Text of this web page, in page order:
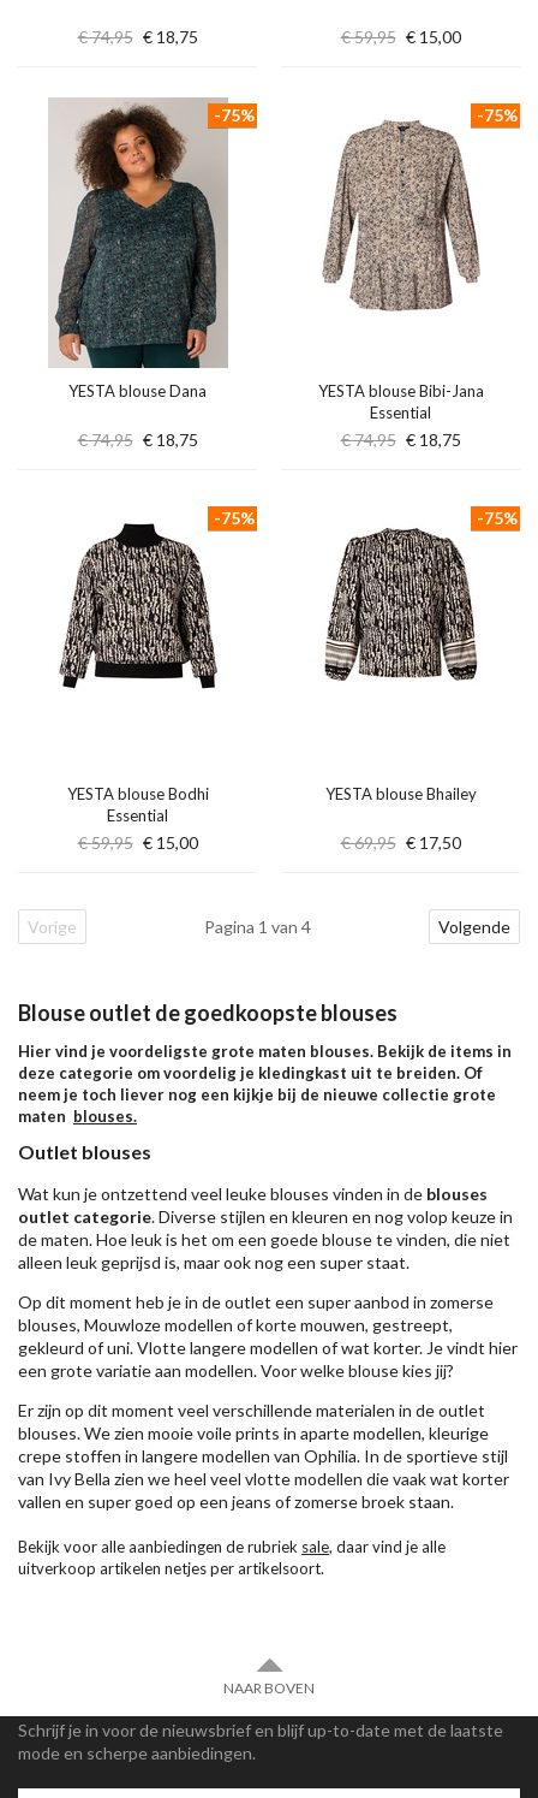
€ 74,95 € 18,75 € 59,95 € 15,00
YESTA blouse Dana
€ 74,95 € 18,75
-75%
YESTA blouse Bibi-Jana
Essential
€ 74,95 € 18,75
-75%
YESTA blouse Bodhi
Essential
€ 59,95 € 15,00
-75%
YESTA blouse Bhailey
€ 69,95 € 17,50
-75%
Vorige Pagina 1 van 4 Volgende
Blouse outlet de goedkoopste blouses
Hier vind je voordeligste grote maten blouses. Bekijk de items in
deze categorie om voordelig je kledingkast uit te breiden. Of
neem je toch liever nog een kijkje bij de nieuwe collectie grote
maten blouses.
Outlet blouses
Wat kun je ontzettend veel leuke blouses vinden in de blouses
outlet categorie. Diverse stijlen en kleuren en nog volop keuze in
de maten. Hoe leuk is het om een goede blouse te vinden, die niet
alleen leuk geprijsd is, maar ook nog een super staat.
Op dit moment heb je in de outlet een super aanbod in zomerse
blouses, Mouwloze modellen of korte mouwen, gestreept,
gekleurd of uni. Vlotte langere modellen of wat korter. Je vindt hier
een grote variatie aan modellen. Voor welke blouse kies jij?
Er zijn op dit moment veel verschillende materialen in de outlet
blouses. We zien mooie voile prints in aparte modellen, kleurige
crepe stoffen in langere modellen van Ophilia. In de sportieve stijl
van Ivy Bella zien we heel veel vlotte modellen die vaak wat korter
vallen en super goed op een jeans of zomerse broek staan.
Bekijk voor alle aanbiedingen de rubriek sale, daar vind je alle
uitverkoop artikelen netjes per artikelsoort.
NAAR BOVEN
Schrijf je in voor de nieuwsbrief en blijf up-to-date met de laatste
mode en scherpe aanbiedingen.